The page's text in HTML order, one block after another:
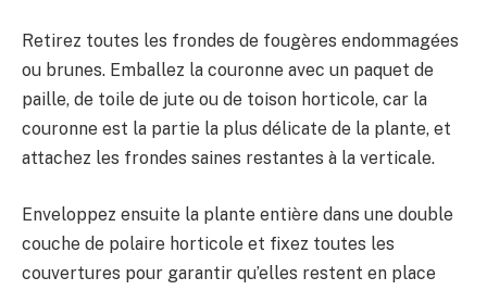
Retirez toutes les frondes de fougères endommagées
ou brunes. Emballez la couronne avec un paquet de
paille, de toile de jute ou de toison horticole, car la
couronne est la partie la plus délicate de la plante, et
attachez les frondes saines restantes à la verticale.
Enveloppez ensuite la plante entière dans une double
couche de polaire horticole et fixez toutes les
couvertures pour garantir qu’elles restent en place